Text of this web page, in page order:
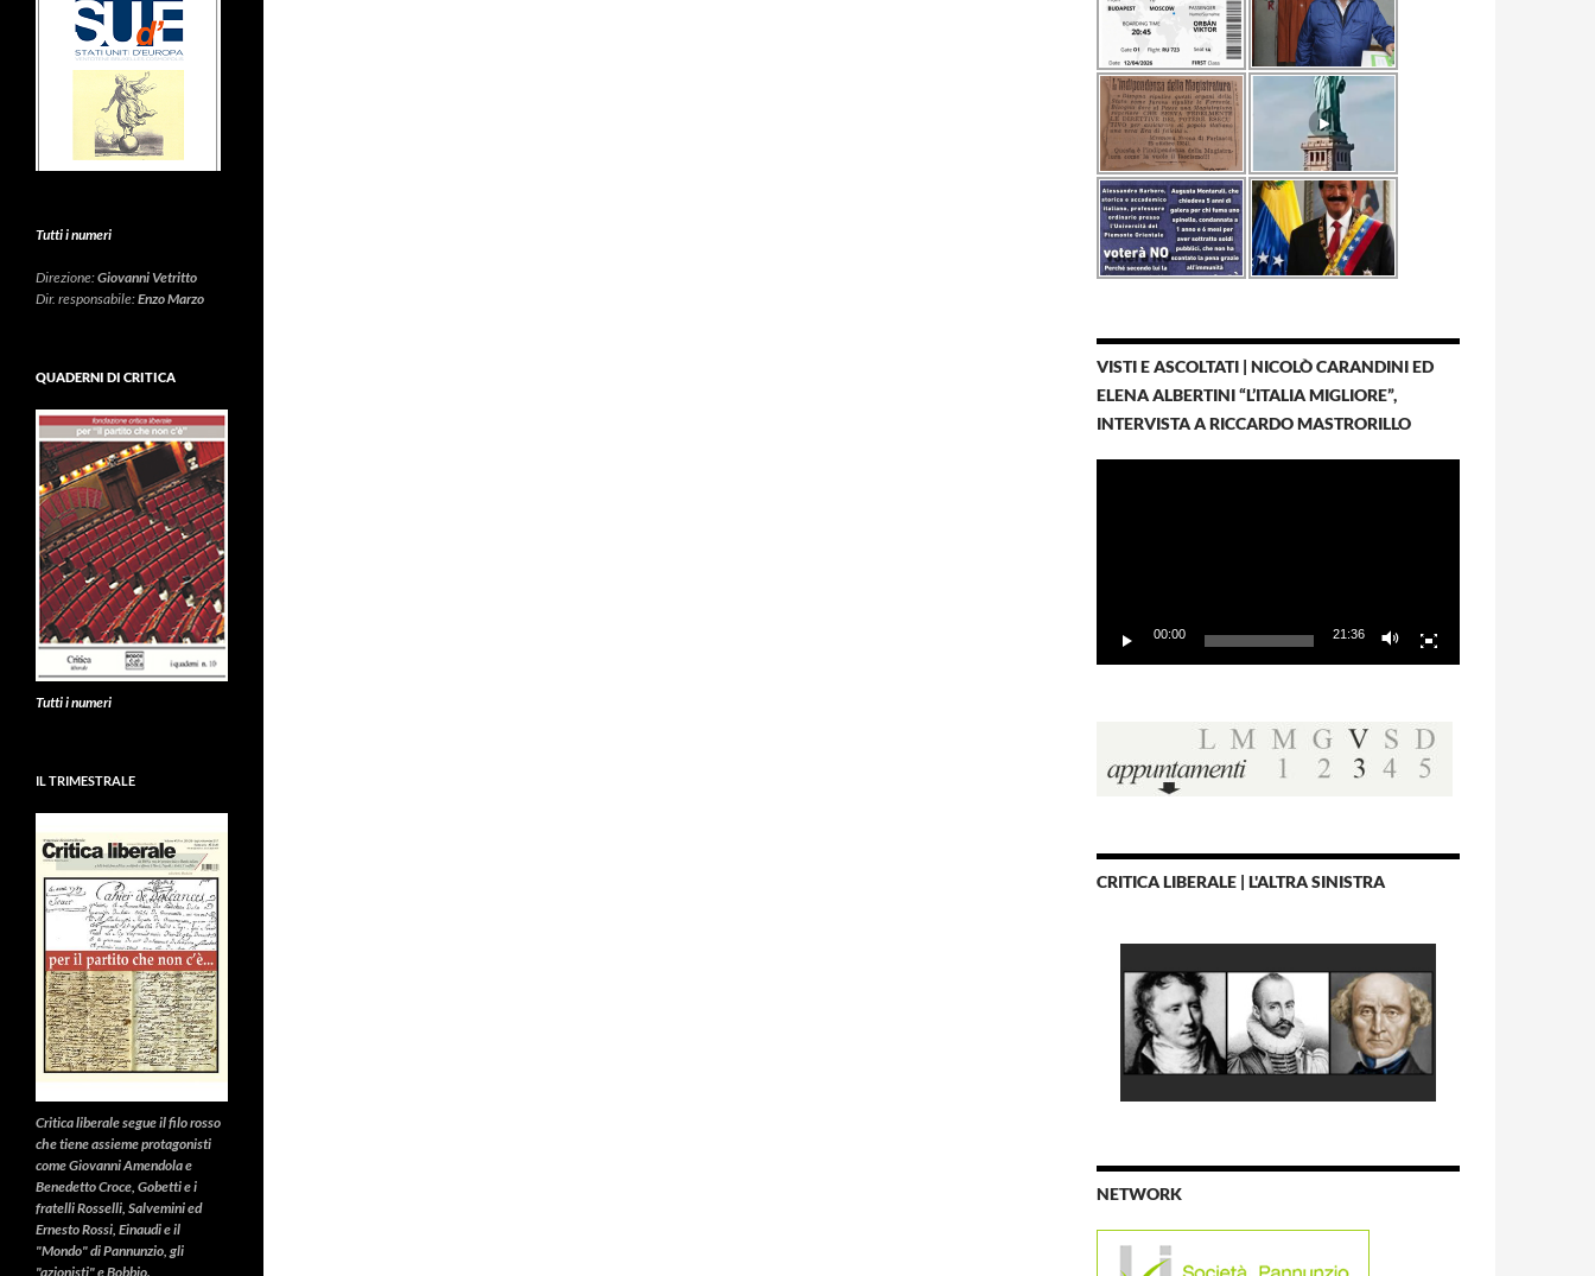
VISTI E ASCOLTATI | NICOLÒ CARANDINI ED
ELENA ALBERTINI “L’ITALIA MIGLIORE”,
INTERVISTA A RICCARDO MASTRORILLO
00:00 21:36
CRITICA LIBERALE | L'ALTRA SINISTRA
NETWORK
Tutti i numeri
Direzione:Giovanni Vetritto
Dir. responsabile:Enzo Marzo
QUADERNI DI CRITICA
Tutti i numeri
IL TRIMESTRALE
Critica liberalesegue il filo rosso
che tiene assieme protagonisti
come Giovanni Amendola e
Benedetto Croce, Gobetti e i
fratelli Rosselli, Salvemini ed
Ernesto Rossi, Einaudi e il
"Mondo" di Pannunzio, gli
"azionisti" e Bobbio.